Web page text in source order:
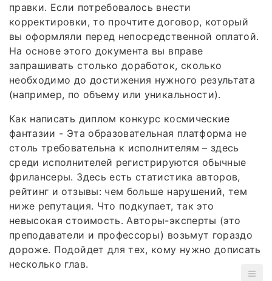
правки. Если потребовалось внести
корректировки, то прочтите договор, который
вы оформляли перед непосредственной оплатой.
На основе этого документа вы вправе
запрашивать столько доработок, сколько
необходимо до достижения нужного результата
(например, по объему или уникальности).
Как написать диплом конкурс космические
фантазии - Эта образовательная платформа не
столь требовательна к исполнителям – здесь
среди исполнителей регистрируются обычные
фрилансеры. Здесь есть статистика авторов,
рейтинг и отзывы: чем больше нарушений, тем
ниже репутация. Что подкупает, так это
невысокая стоимость. Авторы-эксперты (это
преподаватели и профессоры) возьмут гораздо
дороже. Подойдет для тех, кому нужно дописать
несколько глав.